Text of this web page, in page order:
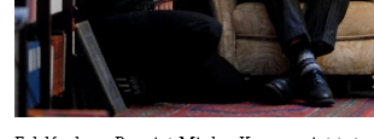
nord
wahrheit